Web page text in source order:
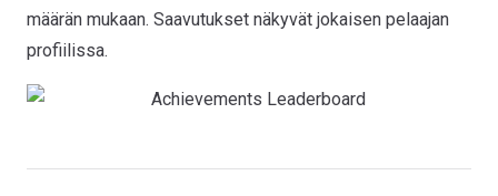
määrän mukaan. Saavutukset näkyvät jokaisen pelaajan
profiilissa.